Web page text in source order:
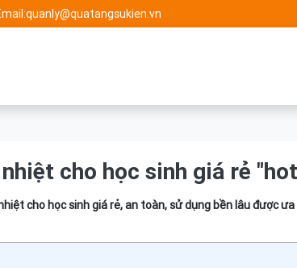
cho học sinh giá rẻ
cho học sinh giá rẻ, an toàn, sử dụng bền lâu được